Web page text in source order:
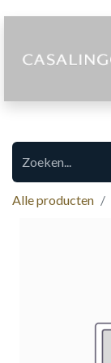
Alle producten